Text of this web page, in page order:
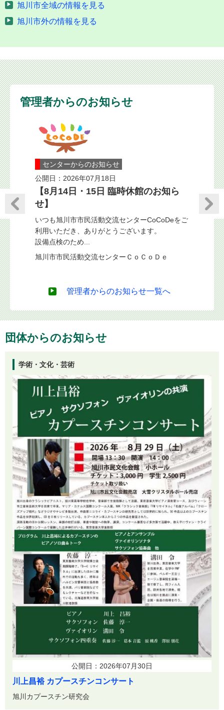
旭川市全域の情報を見る
旭川市外の情報を見る
管理者からのお知らせ
の変更
会、当セ
供してい
ｅ
センターからのお知らせ
公開日：2026年07月18日
【8月14日・15日 臨時休館のお知ら
せ】
いつも旭川市市民活動交流センターCoCoDeをご
利用いただき、ありがとうございます。
設備点検のため...
旭川市市民活動交流センターＣｏＣｏＤｅ
公開日：
印刷料
につい
CoCoDe
ンターの
る大型プ...
旭川市市
管理者からのお知らせ一覧へ
団体からのお知らせ
学術・文化・芸術
公開日：2026年07月30日
川上昌裕 カプースチンコンサート
旭川カプースチン研究会